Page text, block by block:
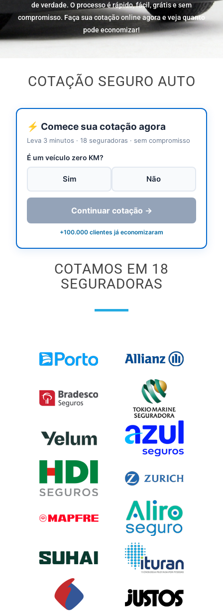
de verdade. O processo é rápido, fácil, grátis e sem
compromisso. Faça sua cotação online agora e veja quanto
pode economizar!
COTAÇÃO SEGURO AUTO
⚡ Comece sua cotação agora
Leva 3 minutos · 18 seguradoras · sem compromisso
É um veículo zero KM?
Sim Não
Continuar cotação →
+100.000 clientes já economizaram
COTAMOS EM 18
SEGURADORAS